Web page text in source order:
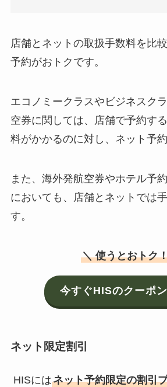
店舗とネットの取扱手数料を比
予約がおトクです。
エコノミークラスやビジネスク
空券に関しては、店舗で予約す
料がかかるのに対し、ネット予約
また、海外発航空券やホテル予
においても、店舗とネットでは
す。
＼ 使うとおトク
今すぐHISのクーポ
ネット限定割引
HISにはネット予約限定の割引